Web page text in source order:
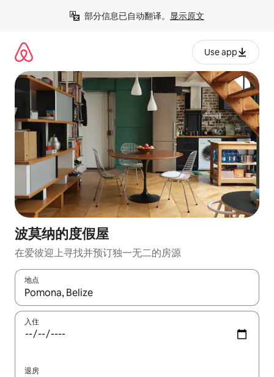
部分信息已自动翻译。 显示原文
Use app
波莫纳的度假屋
在爱彼迎上寻找并预订独一无二的房源
地点
如有搜索结果，请使用上下方向键查看，或通过点击或滑动手势
入住
退房